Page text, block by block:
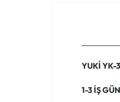
YUKİ YK-
1-3 İŞ